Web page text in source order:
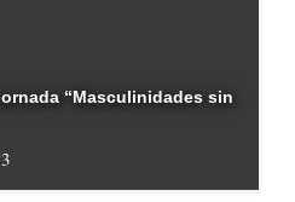
“Masculinidades sin